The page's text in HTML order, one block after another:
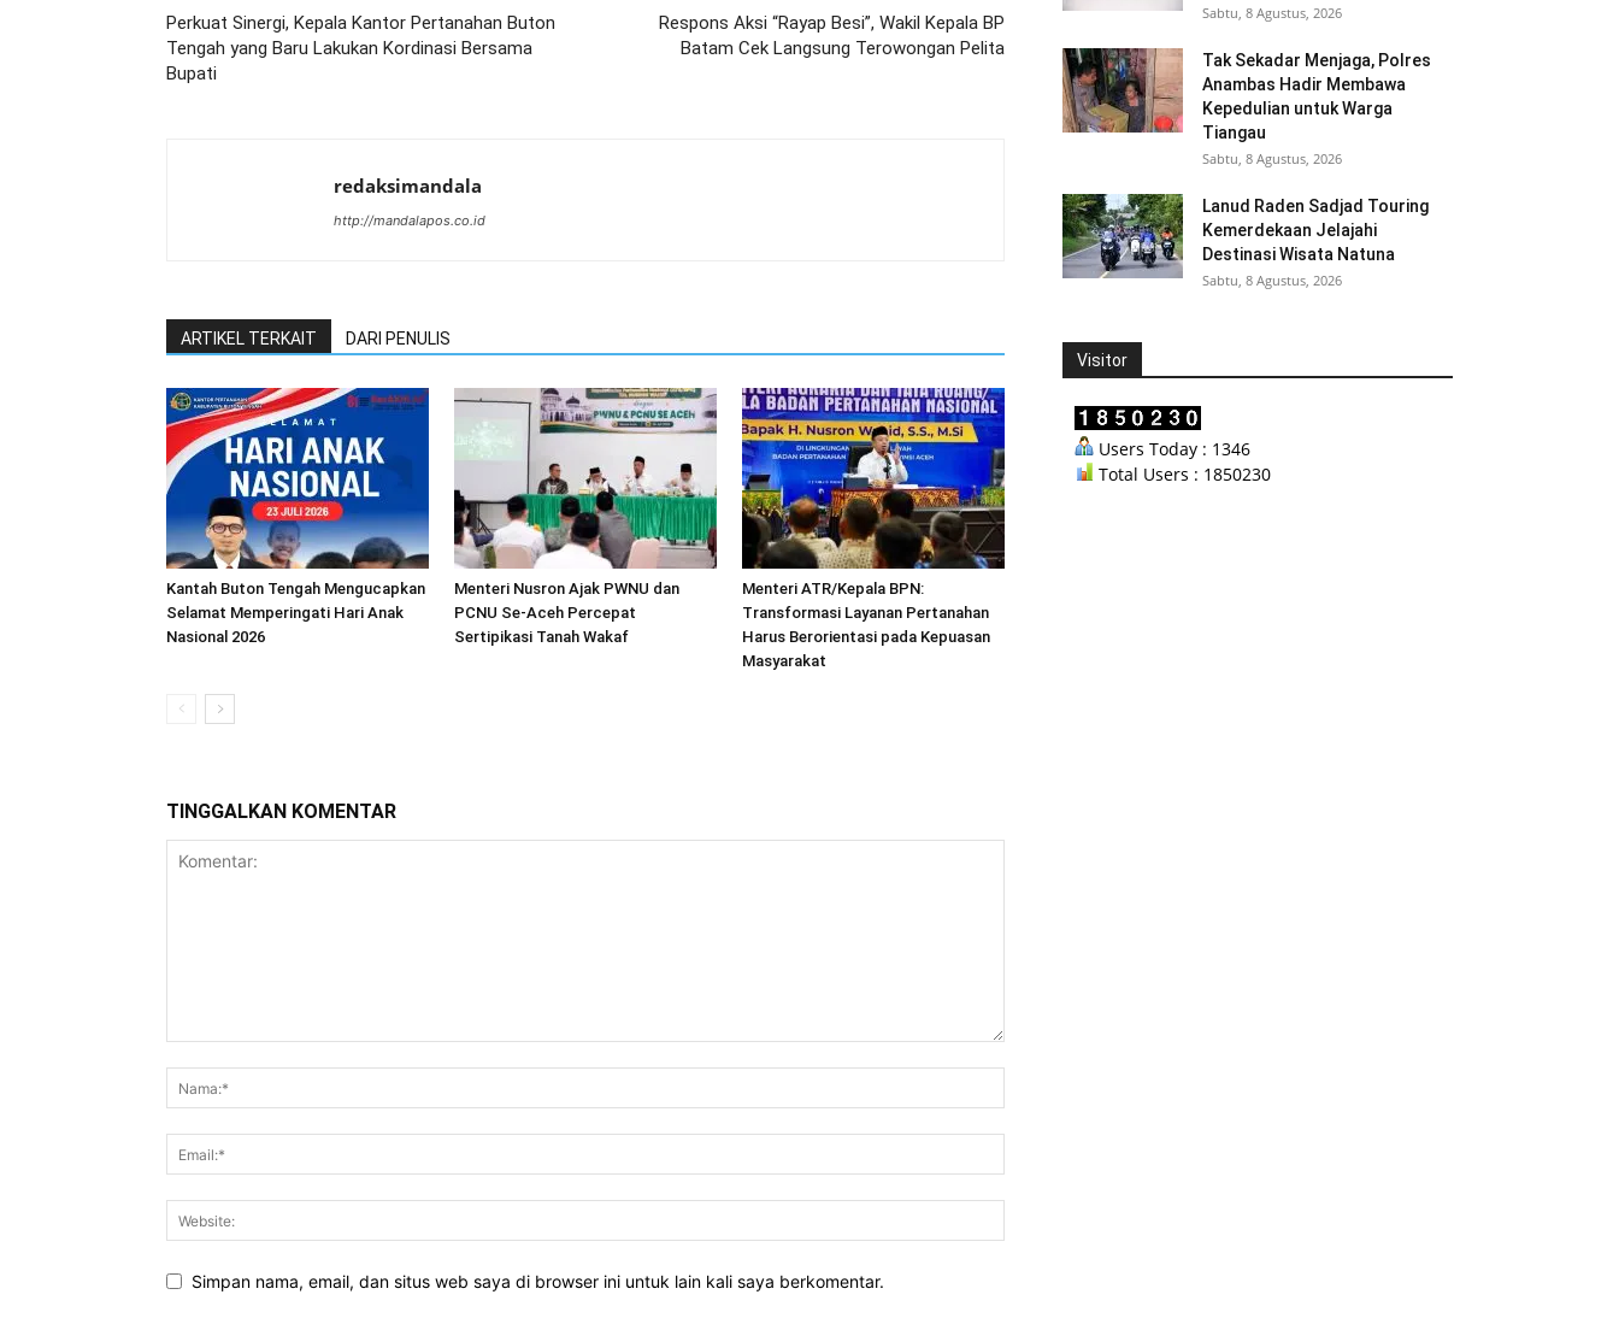
Perkuat Sinergi, Kepala Kantor Pertanahan Buton
Tengah yang Baru Lakukan Kordinasi Bersama
Bupati
Respons Aksi “Rayap Besi”, Wakil Kepala BP
Batam Cek Langsung Terowongan Pelita
redaksimandala
http://mandalapos.co.id
ARTIKEL TERKAIT DARI PENULIS
Kantah Buton Tengah Mengucapkan
Selamat Memperingati Hari Anak
Nasional 2026
Menteri Nusron Ajak PWNU dan
PCNU Se-Aceh Percepat
Sertipikasi Tanah Wakaf
Menteri ATR/Kepala BPN:
Transformasi Layanan Pertanahan
Harus Berorientasi pada Kepuasan
Masyarakat
TINGGALKAN KOMENTAR
Simpan nama, email, dan situs web saya di browser ini untuk lain kali saya berkomentar.
Sabtu, 8 Agustus, 2026
Tak Sekadar Menjaga, Polres
Anambas Hadir Membawa
Kepedulian untuk Warga
Tiangau
Sabtu, 8 Agustus, 2026
Lanud Raden Sadjad Touring
Kemerdekaan Jelajahi
Destinasi Wisata Natuna
Sabtu, 8 Agustus, 2026
Visitor
Users Today : 1346
Total Users : 1850230